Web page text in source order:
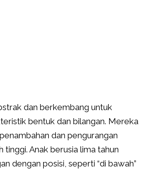
dan berkembang untuk
bentuk dan bilangan. Mereka
dan pengurangan
Anak berusia lima tahun
dengan posisi, seperti “di bawah”